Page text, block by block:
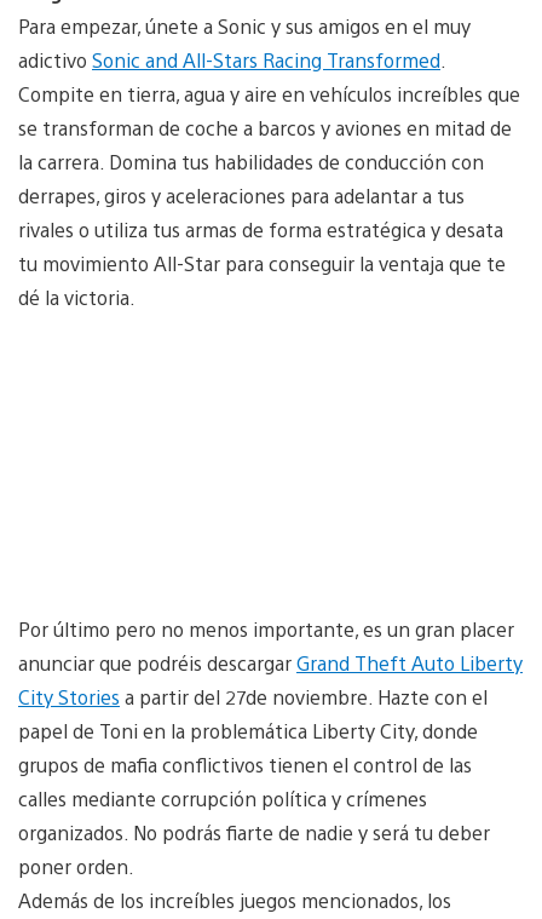
Para empezar, únete a Sonic y sus amigos en el muy
adictivo Sonic and All-Stars Racing Transformed
Compite en tierra, agua y aire en vehículos increíbles que
se transforman de coche a barcos y aviones en mitad de
la carrera. Domina tus habilidades de conducción con
derrapes, giros y aceleraciones para adelantar a tus
rivales o utiliza tus armas de forma estratégica y desata
tu movimiento All-Star para conseguir la ventaja que te
dé la victoria.
Por último pero no menos importante, es un gran placer
anunciar que podréis descargarGrand Theft Auto Liberty
City Stories a partir del 27de noviembre. Hazte con el
papel de Toni en la problemática Liberty City, donde
grupos de mafia conflictivos tienen el control de las
calles mediante corrupción política y crímenes
organizados. No podrás fiarte de nadie y será tu deber
poner orden.
Además de los increíbles juegos mencionados, los